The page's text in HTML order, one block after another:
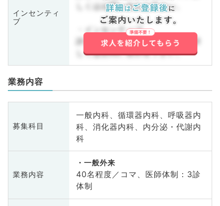
インセンティ
ブ
しくはお問い合わせ下さい。
・インセンティブ
詳しくはお問い合わせ下さい。詳
しくはお問い合わせ下さい。
業務内容
募集科目
一般内科、循環器内科、呼吸器内
科、消化器内科、内分泌・代謝内
科
業務内容
一般外来
40名程度／コマ、医師体制：3診
体制